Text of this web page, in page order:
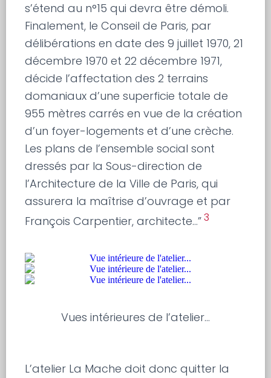
s’étend au n°15 qui devra être démoli.
Finalement, le Conseil de Paris, par
délibérations en date des 9 juillet 1970, 21
décembre 1970 et 22 décembre 1971,
décide l’affectation des 2 terrains
domaniaux d’une superficie totale de
955 mètres carrés en vue de la création
d’un foyer-logements et d’une crèche.
Les plans de l’ensemble social sont
dressés par la Sous-direction de
l’Architecture de la Ville de Paris, qui
assurera la maîtrise d’ouvrage et par
François Carpentier, architecte…”3
Vues intérieures de l’atelier…
L’atelier La Mache doit donc quitter la